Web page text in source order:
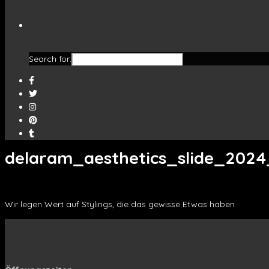
Search for:
Wir legen Wert auf Stylings, die das gewisse Etwas haben